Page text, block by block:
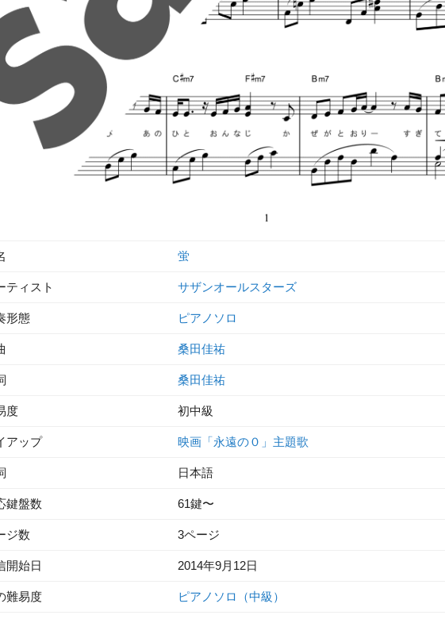
蛍
ティスト サザンオールスターズ
形態 ピアノソロ
桑田佳祐
桑田佳祐
度 初中級
アップ 映画「永遠の０」主題歌
日本語
鍵盤数 61鍵〜
ジ数 3ページ
開始日 2014年9月12日
難易度 ピアノソロ（中級）